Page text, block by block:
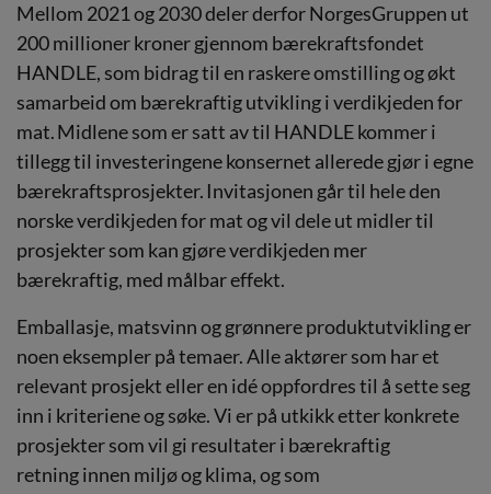
Mellom 2021 og 2030 deler derfor NorgesGruppen ut
200 millioner kroner gjennom bærekraftsfondet
HANDLE, som bidrag til en raskere omstilling og økt
samarbeid om bærekraftig utvikling i verdikjeden for
mat. Midlene som er satt av til HANDLE kommer i
tillegg til investeringene konsernet allerede gjør i egne
bærekraftsprosjekter. Invitasjonen går til hele den
norske verdikjeden for mat og vil dele ut midler til
prosjekter som kan gjøre verdikjeden mer
bærekraftig, med målbar effekt.
Emballasje, matsvinn og grønnere produktutvikling er
noen eksempler på temaer. Alle aktører som har et
relevant prosjekt eller en idé oppfordres til å sette seg
inn i kriteriene og søke. Vi er på utkikk etter konkrete
prosjekter som vil gi resultater i bærekraftig
retning innen miljø og klima, og som